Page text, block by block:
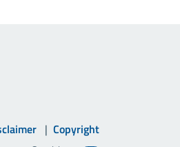
Copyright